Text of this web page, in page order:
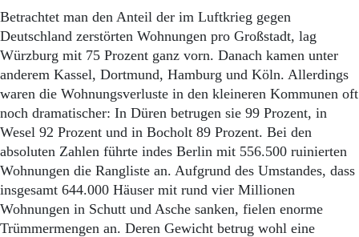
Betrachtet man den Anteil der im Luftkrieg gegen
Deutschland zerstörten Wohnungen pro Großstadt, lag
Würzburg mit 75 Prozent ganz vorn. Danach kamen unter
anderem Kassel, Dortmund, Hamburg und Köln. Allerdings
waren die Wohnungsverluste in den kleineren Kommunen oft
noch dramatischer: In Düren betrugen sie 99 Prozent, in
Wesel 92 Prozent und in Bocholt 89 Prozent. Bei den
absoluten Zahlen führte indes Berlin mit 556.500 ruinierten
Wohnungen die Rangliste an. Aufgrund des Umstandes, dass
insgesamt 644.000 Häuser mit rund vier Millionen
Wohnungen in Schutt und Asche sanken, fielen enorme
Trümmermengen an. Deren Gewicht betrug wohl eine